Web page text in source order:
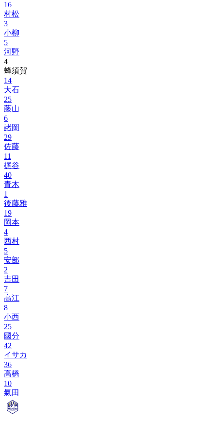
16
村松
3
小柳
5
河野
4
蜂須賀
14
大石
25
藤山
6
諸岡
29
佐藤
11
梶谷
40
青木
1
後藤雅
19
岡本
4
西村
5
安部
2
吉田
7
高江
8
小西
25
國分
42
イサカ
36
高橋
10
氣田